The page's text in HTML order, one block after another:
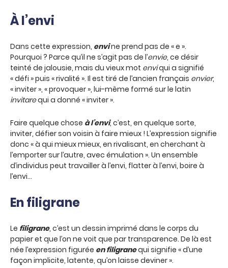
À l’envi
Dans cette expression, envine prend pas de « e ».
Pourquoi ? Parce qu’il ne s’agit pas de l’envie, ce désir
teinté de jalousie, mais du vieux mot enviqui a signifié
« défi » puis « rivalité ». Il est tiré de l’ancien français envier,
« inviter », « provoquer », lui-même formé sur le latin
invitarequi a donné « inviter ».
Faire quelque chose à l’envi, c’est, en quelque sorte,
inviter, défier son voisin à faire mieux ! L’expression signifie
donc « à qui mieux mieux, en rivalisant, en cherchant à
l’emporter sur l’autre, avec émulation ». Un ensemble
d’individus peut travailler à l’envi, flatter à l’envi, boire à
l’envi…
En filigrane
Le filigrane, c’est un dessin imprimé dans le corps du
papier et que l’on ne voit que par transparence. De là est
née l’expression figurée en filigranequi signifie « d’une
façon implicite, latente, qu’on laisse deviner ».